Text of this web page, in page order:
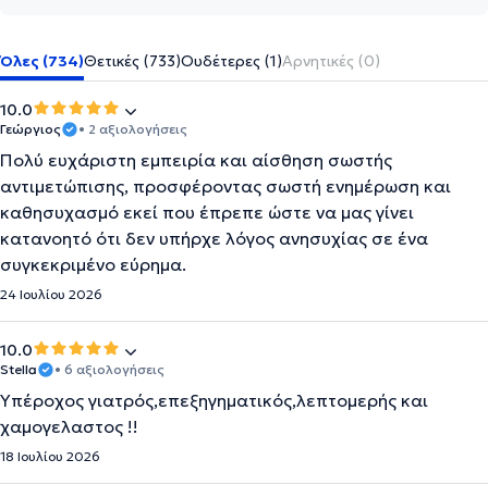
Όλες (734)Θετικές (733)Ουδέτερες (1)Αρνητικές (0)
10.0
Γεώργιος • 2 αξιολογήσεις
Πολύ ευχάριστη εμπειρία και αίσθηση σωστής
αντιμετώπισης, προσφέροντας σωστή ενημέρωση και
καθησυχασμό εκεί που έπρεπε ώστε να μας γίνει
κατανοητό ότι δεν υπήρχε λόγος ανησυχίας σε ένα
συγκεκριμένο εύρημα.
24 Ιουλίου 2026
10.0
Stella • 6 αξιολογήσεις
Υπέροχος γιατρός,επεξηγηματικός,λεπτομερής και
χαμογελαστος !!
18 Ιουλίου 2026